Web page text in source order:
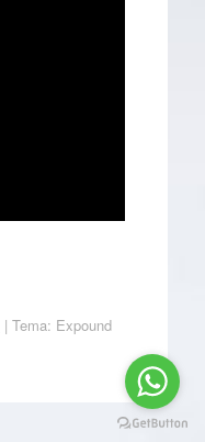
| Tema: Expound